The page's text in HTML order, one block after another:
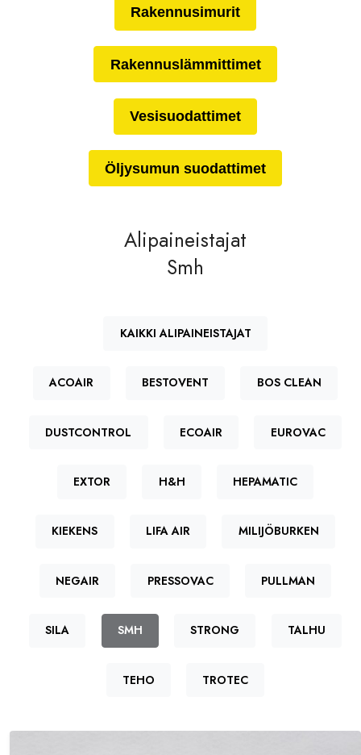
Rakennusimurit
Rakennuslämmittimet
Vesisuodattimet
Öljysumun suodattimet
Alipaineistajat
Smh
KAIKKI ALIPAINEISTAJAT
ACOAIR BESTOVENT BOS CLEAN
DUSTCONTROL ECOAIR EUROVAC
EXTOR H&H HEPAMATIC
KIEKENS LIFA AIR MILIJÖBURKEN
NEGAIR PRESSOVAC PULLMAN
SILA SMH STRONG TALHU
TEHO TROTEC